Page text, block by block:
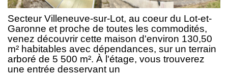
Secteur Villeneuve-sur-Lot, au coeur du Lot-et-
Garonne et proche de toutes les commodités,
venez découvrir cette maison d'environ 130,50
m² habitables avec dépendances, sur un terrain
arboré de 5 500 m². À l'étage, vous trouverez
une entrée desservant un